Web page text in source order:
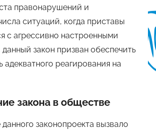
правонарушений и
ситуаций, когда приставы
с агрессивно настроенными
закон призван обеспечить
адекватного реагирования на
закона в обществе
законопроекта вызвало